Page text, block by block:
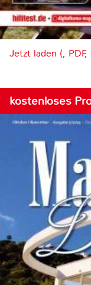
Jetzt laden (,
kostenloses